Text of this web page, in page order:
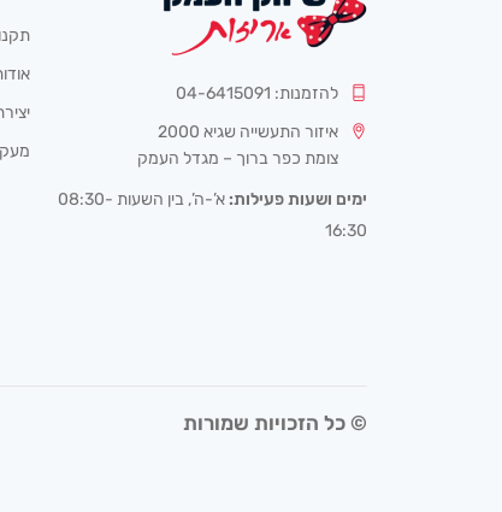
להזמנות: 04-6415091
איזור התעשייה שגיא 2000
צומת כפר ברוך – מגדל העמק
ימים ושעות פעילות:
א’-ה’, בין השעות 08:30-
16:30
© כל הזכויות שמורות